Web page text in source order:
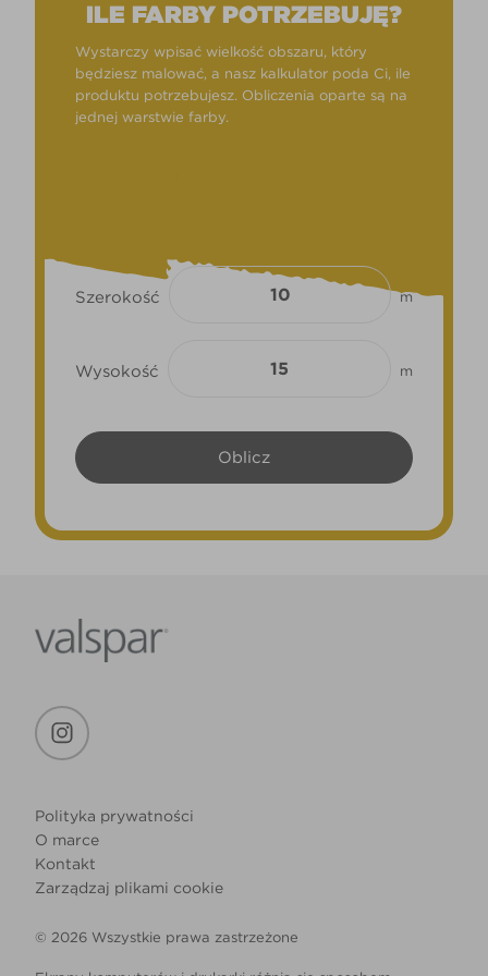
ILE FARBY POTRZEBUJĘ?
Wystarczy wpisać wielkość obszaru, który
będziesz malować, a nasz kalkulator poda Ci, ile
produktu potrzebujesz. Obliczenia oparte są na
jednej warstwie farby.
Szerokość m
Wysokość m
Polityka prywatności
O marce
Kontakt
Zarządzaj plikami cookie
© 2026 Wszystkie prawa zastrzeżone